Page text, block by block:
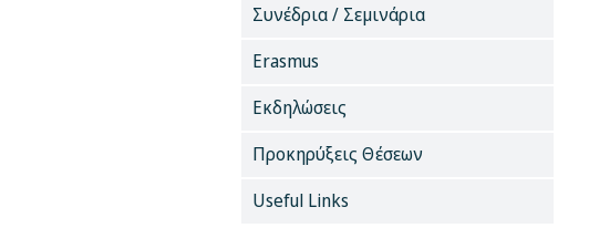
Συνέδρια / Σεμινάρια
Erasmus
Εκδηλώσεις
Προκηρύξεις Θέσεων
Useful Links